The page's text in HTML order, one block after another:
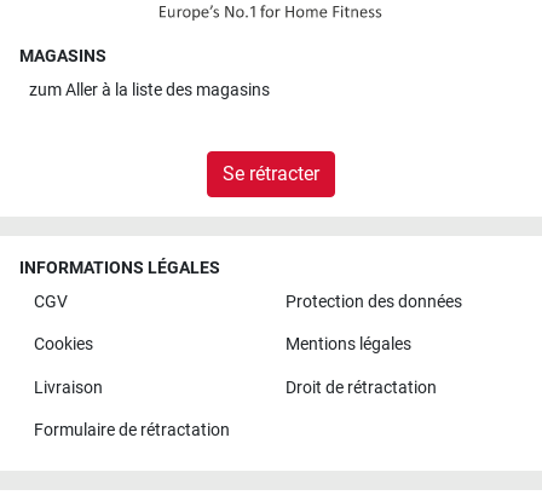
MAGASINS
zumAller à la liste des magasins
Se rétracter
INFORMATIONS LÉGALES
CGV
Protection des données
Cookies Mentions légales
Livraison Droit de rétractation
Formulaire de rétractation